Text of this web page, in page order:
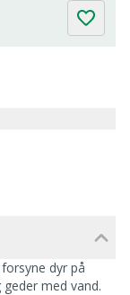
dyr på
med vand.